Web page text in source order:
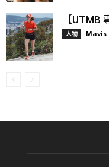
【UTMB
人物 Mavis